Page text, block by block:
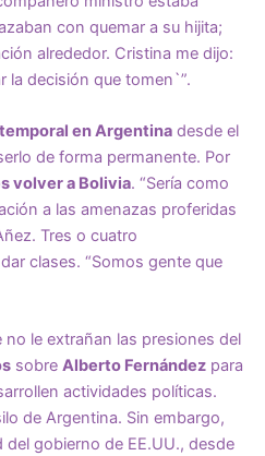
con quemar a su hijita;
alrededor. Cristina me dijo:
la decisión que tomen`”.
en Argentina desde el
de forma permanente. Por
volver a Bolivia. “Sería como
a las amenazas proferidas
Tres o cuatro
clases. “Somos gente que
le extrañan las presiones del
sobre Alberto Fernández para
actividades políticas.
de Argentina. Sin embargo,
del gobierno de EE.UU., desde